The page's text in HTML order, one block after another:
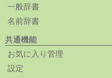
一般辞書
名前辞書
共通機能
お気に入り管理
設定